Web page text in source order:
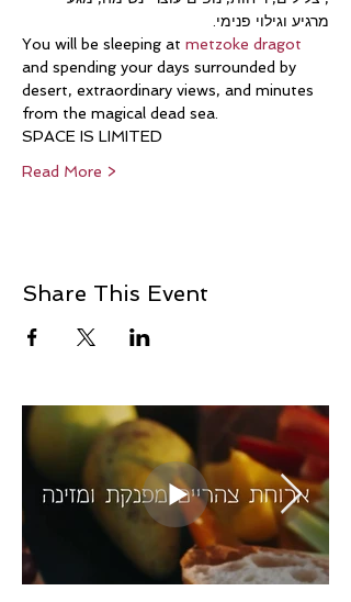
מרגיע וגילוי פנימי.
You will be sleeping at metzoke dragot
and spending your days surrounded by
desert, extraordinary views, and minutes
from the magical dead sea.
SPACE IS LIMITED
Read More >
Share This Event